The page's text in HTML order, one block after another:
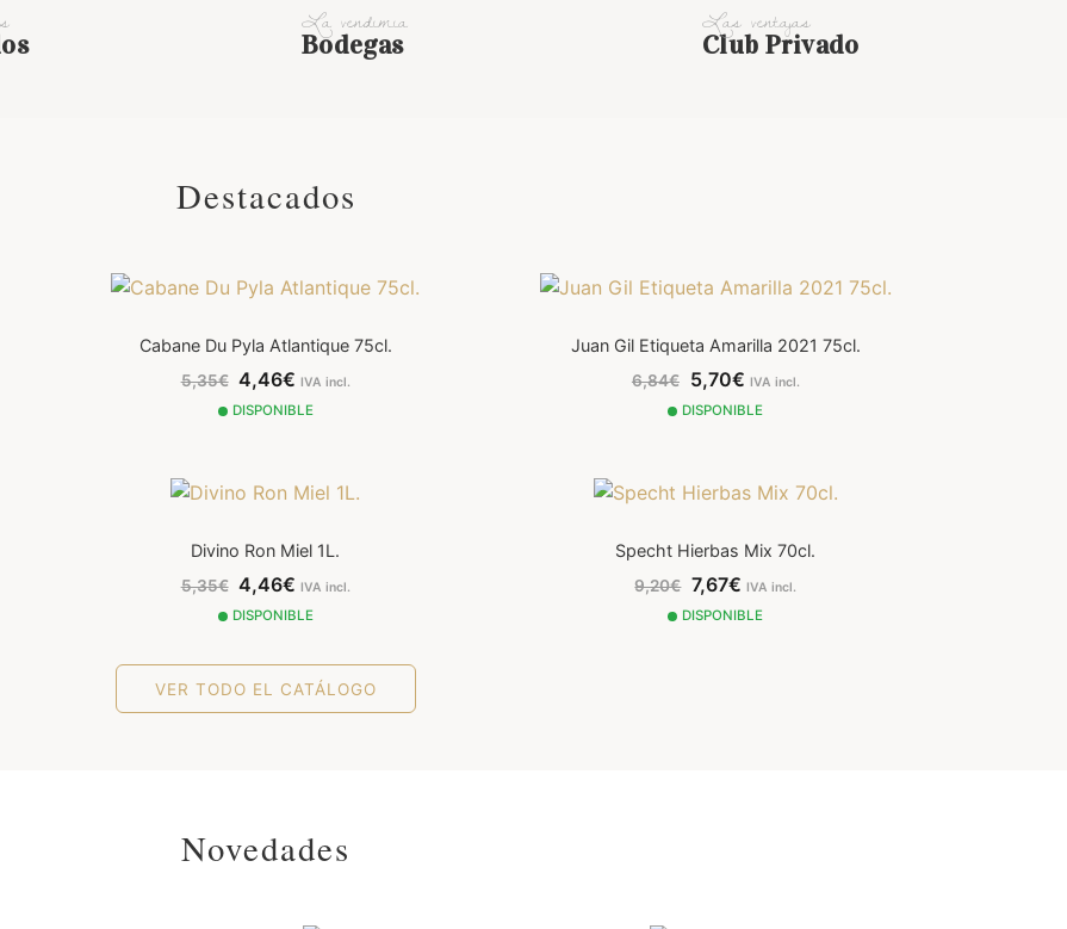
La vendimia
Bodegas
Las ventajas
Club Privado
Destacados
Cabane Du Pyla Atlantique 75cl.
5,35€ 4,46€IVA incl.
DISPONIBLE
Juan Gil Etiqueta Amarilla 2021 75cl.
6,84€ 5,70€ IVA incl.
DISPONIBLE
Divino Ron Miel 1L.
5,35€ 4,46€IVA incl.
DISPONIBLE
Specht Hierbas Mix 70cl.
9,20€ 7,67€IVA incl.
DISPONIBLE
VER TODO EL CATÁLOGO
Novedades